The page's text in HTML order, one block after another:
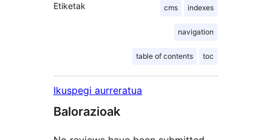
Etiketak cms indexes
navigation
table of contents toc
Ikuspegi aurreratua
Balorazioak